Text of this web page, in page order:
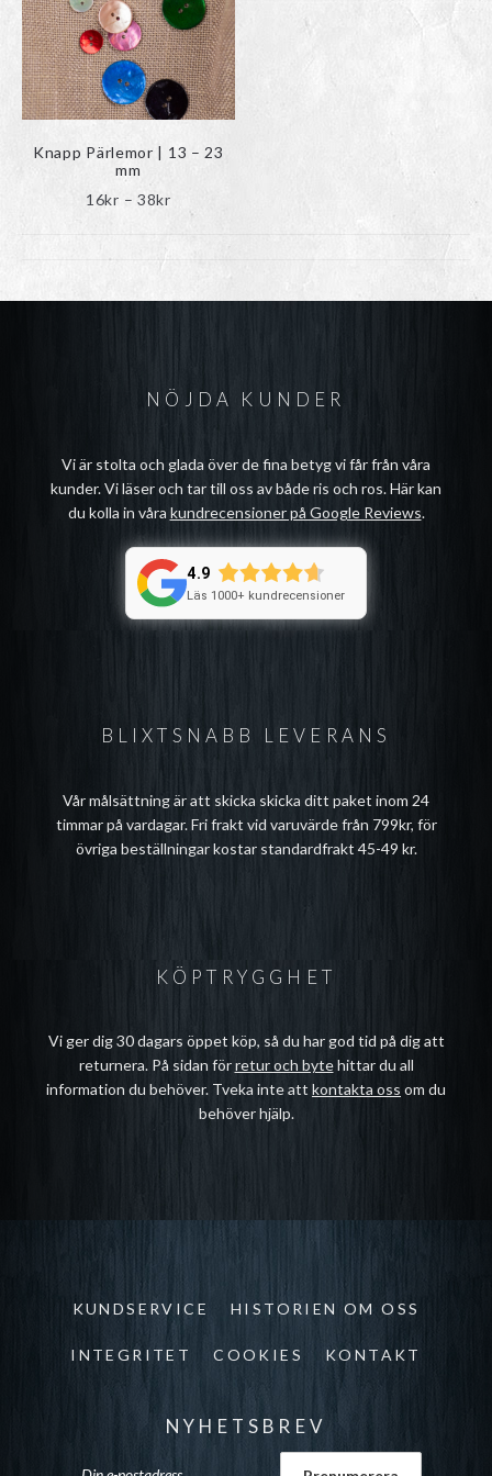
Knapp Pärlemor | 13 – 23
mm
16kr – 38krPrisintervall:
olika
alternativen
kan
väljas
på
produktsidan
BLIXTSNABB LEVERANS
Vår målsättning är att skicka skicka ditt paket inom 24
timmar på vardagar. Fri frakt vid varuvärde från 799kr, för
övriga beställningar kostar standardfrakt 45-49 kr.
NÖJDA KUNDER
Vi är stolta och glada över de fina betyg vi får från våra
kunder. Vi läser och tar till oss av både ris och ros. Här kan
du kolla in våra kundrecensioner på Google Reviews.
4.9
Läs 1000+ kundrecensioner
KÖPTRYGGHET
Vi ger dig 30 dagars öppet köp, så du har god tid på dig att
returnera. På sidan förretur och bytehittar du all
information du behöver. Tveka inte att kontakta oss om du
behöver hjälp.
KUNDSERVICE HISTORIEN OM OSS
INTEGRITET COOKIES KONTAKT
NYHETSBREV